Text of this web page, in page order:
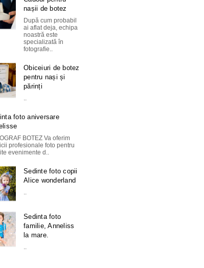
nașii de botez
După cum probabil
ai aflat deja, echipa
noastră este
specializată în
fotografie..
Obiceiuri de botez
pentru nași și
părinți
..
foto aniversare
BOTEZ Va oferim
profesionale foto pentru
evenimente d..
Sedinte foto copii
Alice wonderland
..
Sedinta foto
familie, Anneliss
la mare.
..